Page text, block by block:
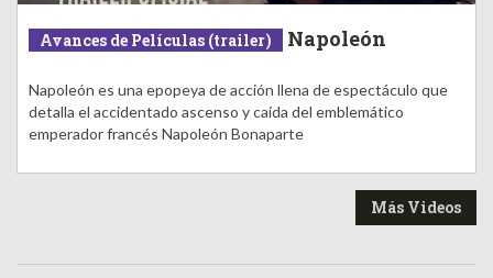
Avances de Películas (trailer) Napoleón
Napoleón es una epopeya de acción llena de espectáculo que
detalla el accidentado ascenso y caída del emblemático
emperador francés Napoleón Bonaparte
Más Videos